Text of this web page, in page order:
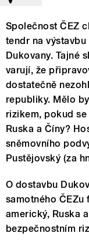
Společnost ČEZ
tendr na
Dukovany. Tajné
varují, že
dostatečně
republiky. Mělo
rizikem, pokud
Ruska a Číny?
sněmovního
Pustějovský (za
O dostavbu
samotného ČEZu
americký, Ruska
bezpečnostním